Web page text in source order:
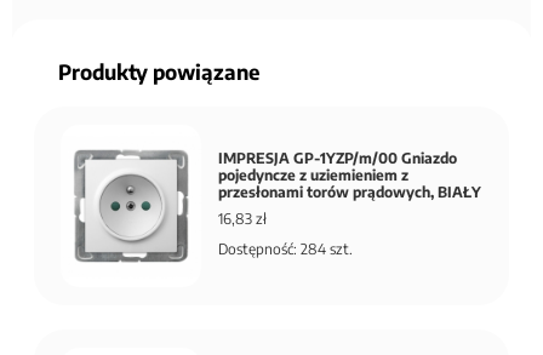
Produkty powiązane
IMPRESJA GP-1YZP/m/00 Gniazdo
pojedyncze z uziemieniem z
przesłonami torów prądowych, BIAŁY
16,83 zł
Dostępność: 284 szt.